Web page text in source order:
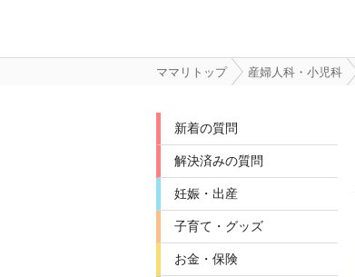
ママリトップ 産婦人科・小児科
新着の質問
解決済みの質問
妊娠・出産
子育て・グッズ
お金・保険